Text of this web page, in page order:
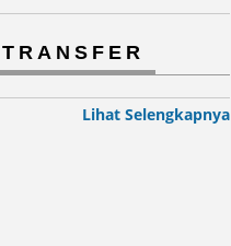
Lihat Selengkapnya